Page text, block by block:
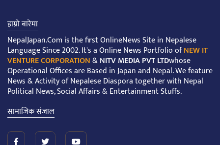
हाम्रो बारेमा
NepalJapan.Com is the first OnlineNews Site in Nepalese
Language Since 2002. It's a Online News Portfolio ofNEW IT
VENTURE CORPORATION&NITV MEDIA PVT LTDwhose
Operational Offices are Based in Japan and Nepal. We feature
News & Activity of Nepalese Diaspora together with Nepal
Political News, Social Affairs & Entertainment Stuffs.
सामाजिक संजाल